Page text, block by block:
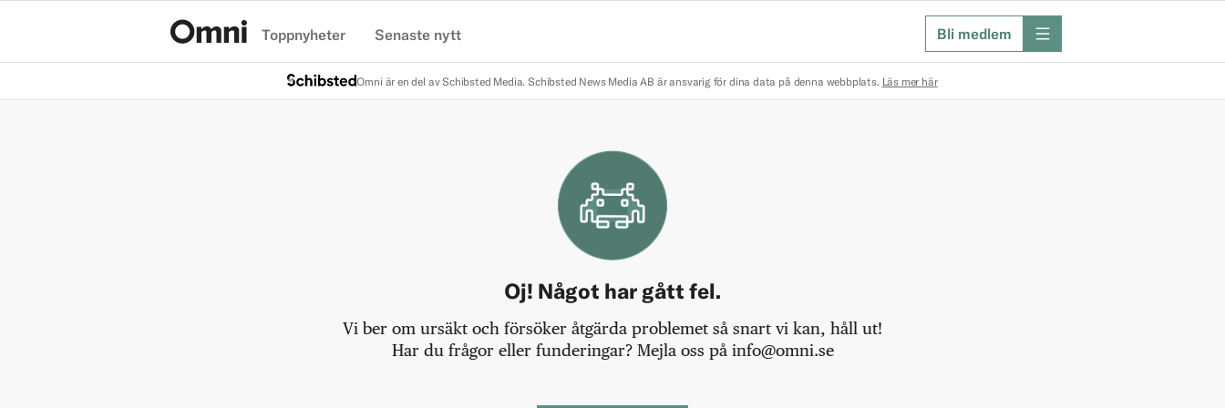
Toppnyheter Senaste nytt Bli medlem meny
Omni är en del av Schibsted Media. Schibsted News Media AB är ansvarig för dina data på denna webbplats. Läs mer här
Oj! Något har gått fel.
Vi ber om ursäkt och försöker åtgärda problemet så snart vi kan, håll ut!
Har du frågor eller funderingar? Mejla oss på info@omni.se